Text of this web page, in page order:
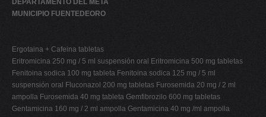
DEPARTAMENTO DEL META
MUNICIPIO FUENTEDEORO
Ergotaina + Cafeina tabletas
Eritromicina 250 mg / 5 ml suspensión oral Eritromicina 500 mg tabletas
Fenitoina sodica 100 mg tableta Fenitoina sodica 125 mg / 5 ml
suspensión oral Fluconazol 200 mg tabletas Furosemida 20 mg / 2 ml
ampolla Furosemida 40 mg tableta Gemfibrozilo 600 mg tabletas
Gentamicina 160 mg / 2 ml ampolla Gentamicina 40 mg /ml ampolla